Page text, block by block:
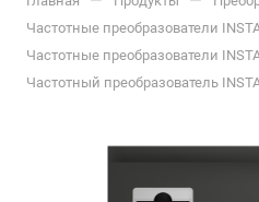
Частотные преобразователи
Частотные преобразователи
Частотный преобразователь